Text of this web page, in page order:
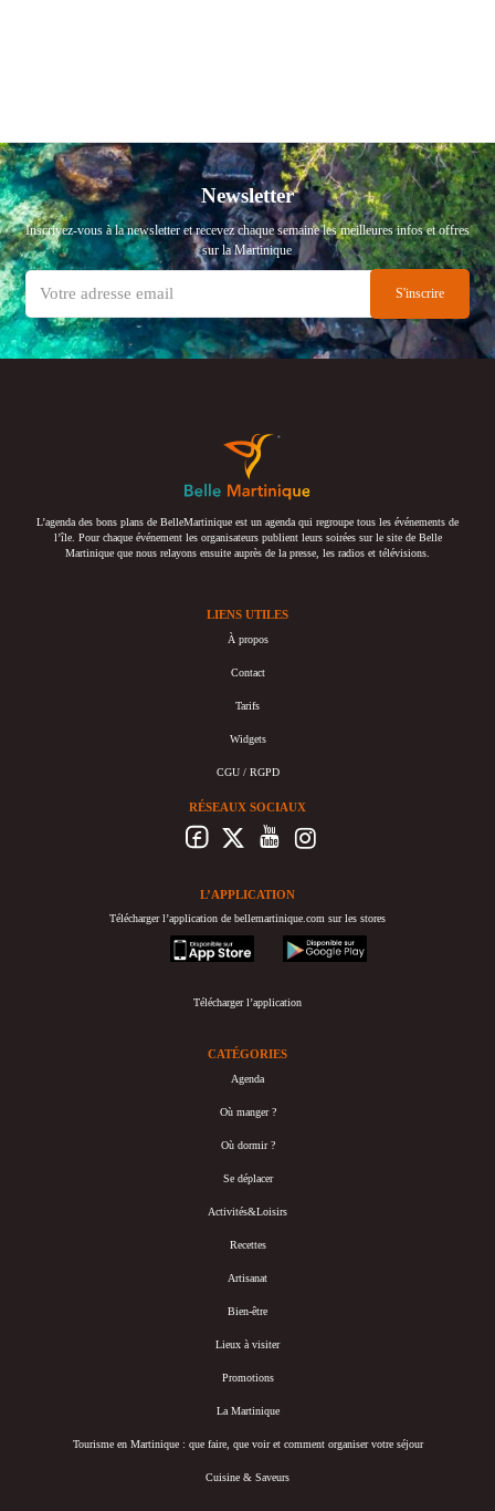
Newsletter
Inscrivez-vous à la newsletter et recevez chaque semaine les meilleures infos et offres
sur la Martinique
L’agenda des bons plans de BelleMartinique est un agenda qui regroupe tous les événements de
l’île. Pour chaque événement les organisateurs publient leurs soirées sur le site de Belle
Martinique que nous relayons ensuite auprès de la presse, les radios et télévisions.
LIENS UTILES
À propos
Contact
Tarifs
Widgets
CGU / RGPD
RÉSEAUX SOCIAUX
L’APPLICATION
Télécharger l’application de bellemartinique.com sur les stores
appstore
googleplay
Télécharger l’application
CATÉGORIES
Agenda
Où manger ?
Où dormir ?
Se déplacer
Activités&Loisirs
Recettes
Artisanat
Bien-être
Lieux à visiter
Promotions
La Martinique
Tourisme en Martinique : que faire, que voir et comment organiser votre séjour
Cuisine & Saveurs